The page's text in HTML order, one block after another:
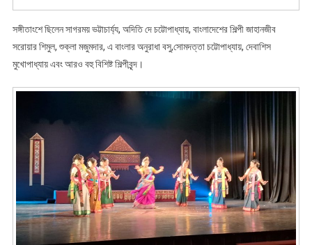
সঙ্গীতাংশে ছিলেন সাগরময় ভট্টাচার্য্য, অদিতি দে চট্টোপাধ্যায়, বাংলাদেশের শিল্পী জাহানজীব
সরোয়ার শিমুল, শুক্লা মজুমদার, এ বাংলার অনুরাধা বসু,সোমদত্তা চট্টোপাধ্যায়, দেবাশিস
মুখোপাধ্যায় এবং আরও বহু বিশিষ্ট শিল্পীবৃন্দ।